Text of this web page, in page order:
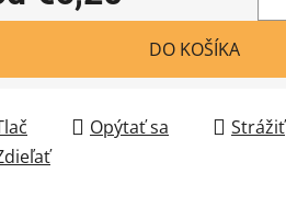
cena:
DO KOŠÍKA
Opýtať sa
Strážiť